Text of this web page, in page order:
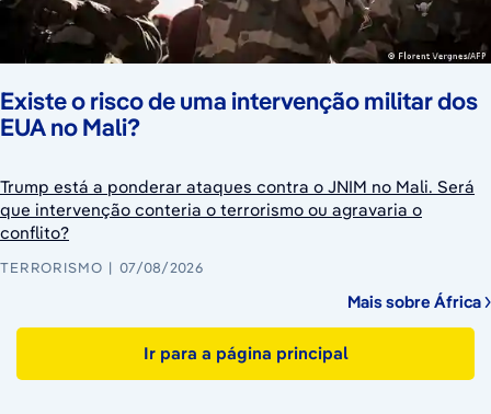
Existe o risco de uma intervenção militar dos
EUA no Mali?
Trump está a ponderar ataques contra o JNIM no Mali. Será
que intervenção conteria o terrorismo ou agravaria o
conflito?
TERRORISMO 07/08/2026
Mais sobre África
Ir para a página principal